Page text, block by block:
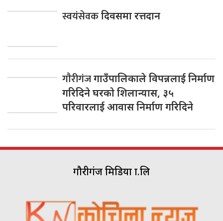
स्वयंसेवकदिवसमा रत्तदान
गाैरीगंजगाउँपालिकाले विपन्नलाई निर्माण
गरिदिने घरकाे शिलान्यास, ३५
परिवारलाई आवास निर्माण गरिदिने
गौरीगंज मिडिया प्रा.लि